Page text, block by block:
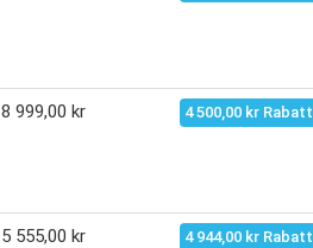
8 999,00 kr 4 500,00 kr Rabatt
5 555,00 kr 4 944,00 kr Rabatt